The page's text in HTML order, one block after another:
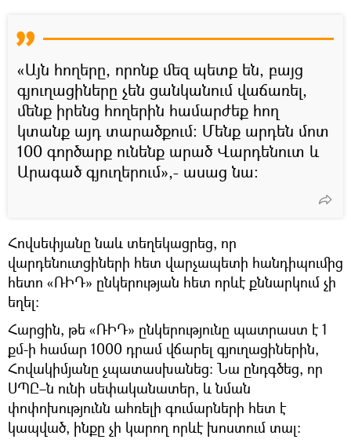
«Այն հողերը, որոնք մեզ պետք են, բայց
գյուղացիները չեն ցանկանում վաճառել,
մենք իրենց հողերին համարժեք հող
կտանք այդ տարածքում։ Մենք արդեն մոտ
100 գործարք ունենք արած Վարդենուտ և
Արագած գյուղերում»,- ասաց նա։
Հովսեփյանը նաև տեղեկացրեց, որ
վարդենուտցիների հետ վարչապետի հանդիպումից
հետո «ՌԻԴ» ընկերության հետ որևէ քննարկում չի
եղել։
Հարցին, թե «ՌԻԴ» ընկերությունը պատրաստ է 1
քմ-ի համար 1000 դրամ վճարել գյուղացիներին,
Հովակիմյանը չպատասխանեց։ Նա ընդգծեց, որ
ՍՊԸ–ն ունի սեփականատեր, և նման
փոփոխությունն ահռելի գումարների հետ է
կապված, ինքը չի կարող որևէ խոստում տալ։